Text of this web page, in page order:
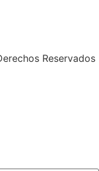
Reservados